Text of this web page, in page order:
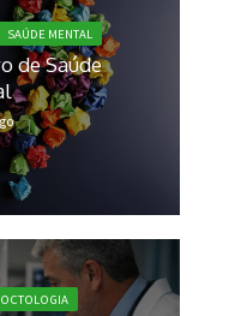
SAÚDE MENTAL
de Saúde